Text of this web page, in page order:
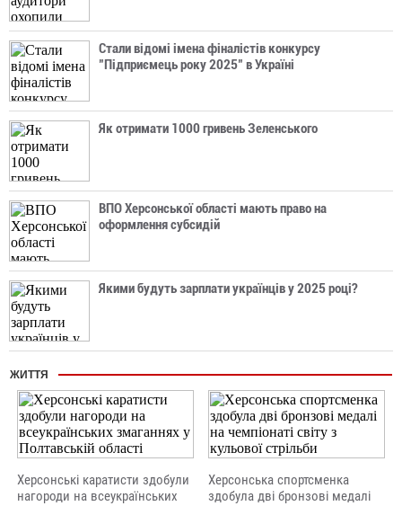
Стали відомі імена фіналістів конкурсу
"Підприємець року 2025" в Україні
Як отримати 1000 гривень Зеленського
ВПО Херсонської області мають право на
оформлення субсидій
Якими будуть зарплати українців у 2025 році?
ЖИТТЯ
Херсонські каратисти здобули
нагороди на всеукраїнських
Херсонська спортсменка
здобула дві бронзові медалі